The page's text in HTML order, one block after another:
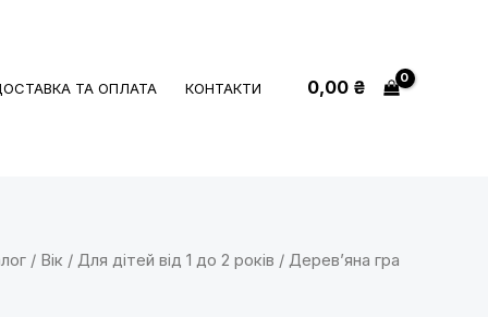
ТА ОПЛАТА КОНТАКТИ 0,00 ₴
/ Вік / Для дітей від 1 до 2 років / Дерев’яна гра